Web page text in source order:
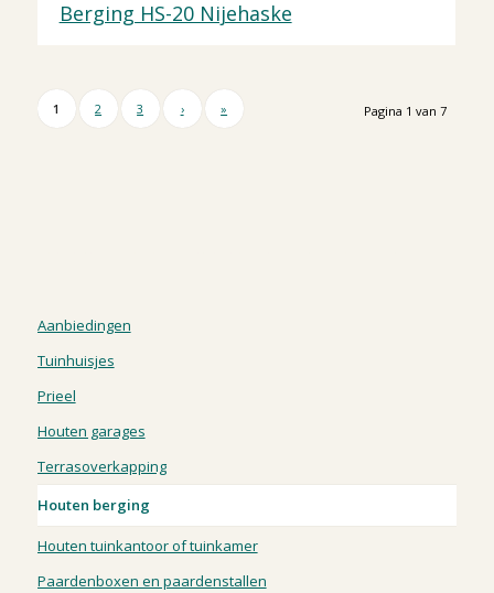
Berging HS-20 Nijehaske
Pagina 1 van 7
1 2 3 › »
Aanbiedingen
Tuinhuisjes
Prieel
Houten garages
Terrasoverkapping
Houten berging
Houten tuinkantoor of tuinkamer
Paardenboxen en paardenstallen